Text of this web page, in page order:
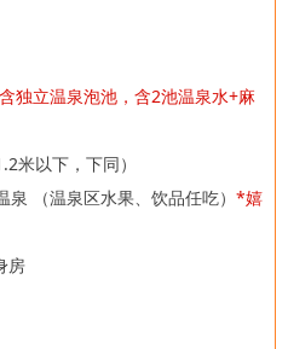
独立温泉泡池，含2池温泉水+麻
米以下，下同）
泉 （温泉区水果、饮品任吃） *嬉
房